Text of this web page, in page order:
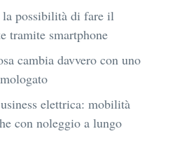
la possibilità di fare il
tramite smartphone
cambia davvero con uno
elettrica: mobilità
con noleggio a lungo